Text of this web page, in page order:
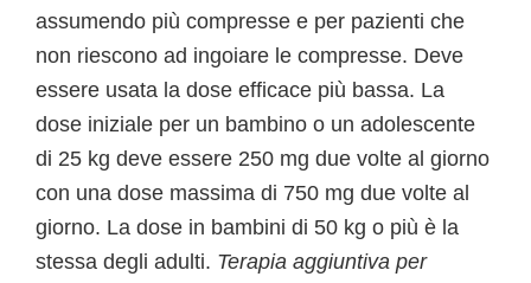
assumendo più compresse e per pazienti che
non riescono ad ingoiare le compresse. Deve
essere usata la dose efficace più bassa. La
dose iniziale per un bambino o un adolescente
di 25 kg deve essere 250 mg due volte al giorno
con una dose massima di 750 mg due volte al
giorno. La dose in bambini di 50 kg o più è la
stessa degli adulti. Terapia aggiuntiva per